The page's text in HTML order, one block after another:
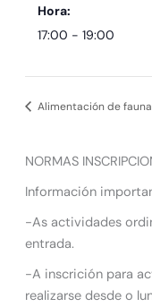
Hora:
17:00 - 19:00
Alimentación de fauna
NORMAS
Información
-As actividades
entrada.
-A inscrición para
realizarse desde o